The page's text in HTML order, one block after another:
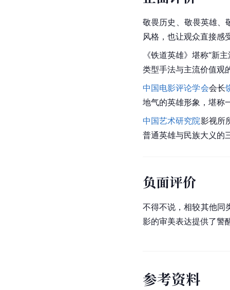
敬畏历史、敬畏英雄、
风格，也让观众直接感
《铁道英雄》堪称“新
类型手法与主流价值观
中国电影评论学会会长
地气的英雄形象，堪称
中国艺术研究院影视所
普通英雄与民族大义的
负面评价
不得不说，相较其他同
影的审美表达提供了警
参考资料